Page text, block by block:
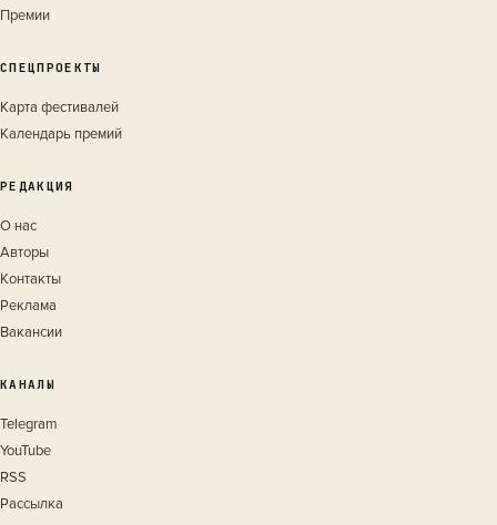
Премии
СПЕЦПРОЕКТЫ
Карта фестивалей
Календарь премий
РЕДАКЦИЯ
О нас
Авторы
Контакты
Реклама
Вакансии
КАНАЛЫ
Telegram
YouTube
RSS
Рассылка